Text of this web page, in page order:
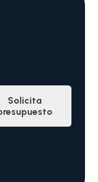
Solicita